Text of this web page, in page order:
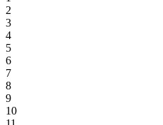
2
3
4
5
6
7
8
9
10